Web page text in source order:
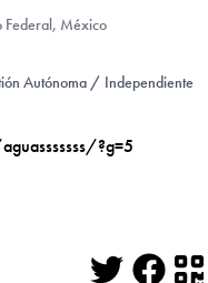
México
Autónoma / Independiente
?g=5